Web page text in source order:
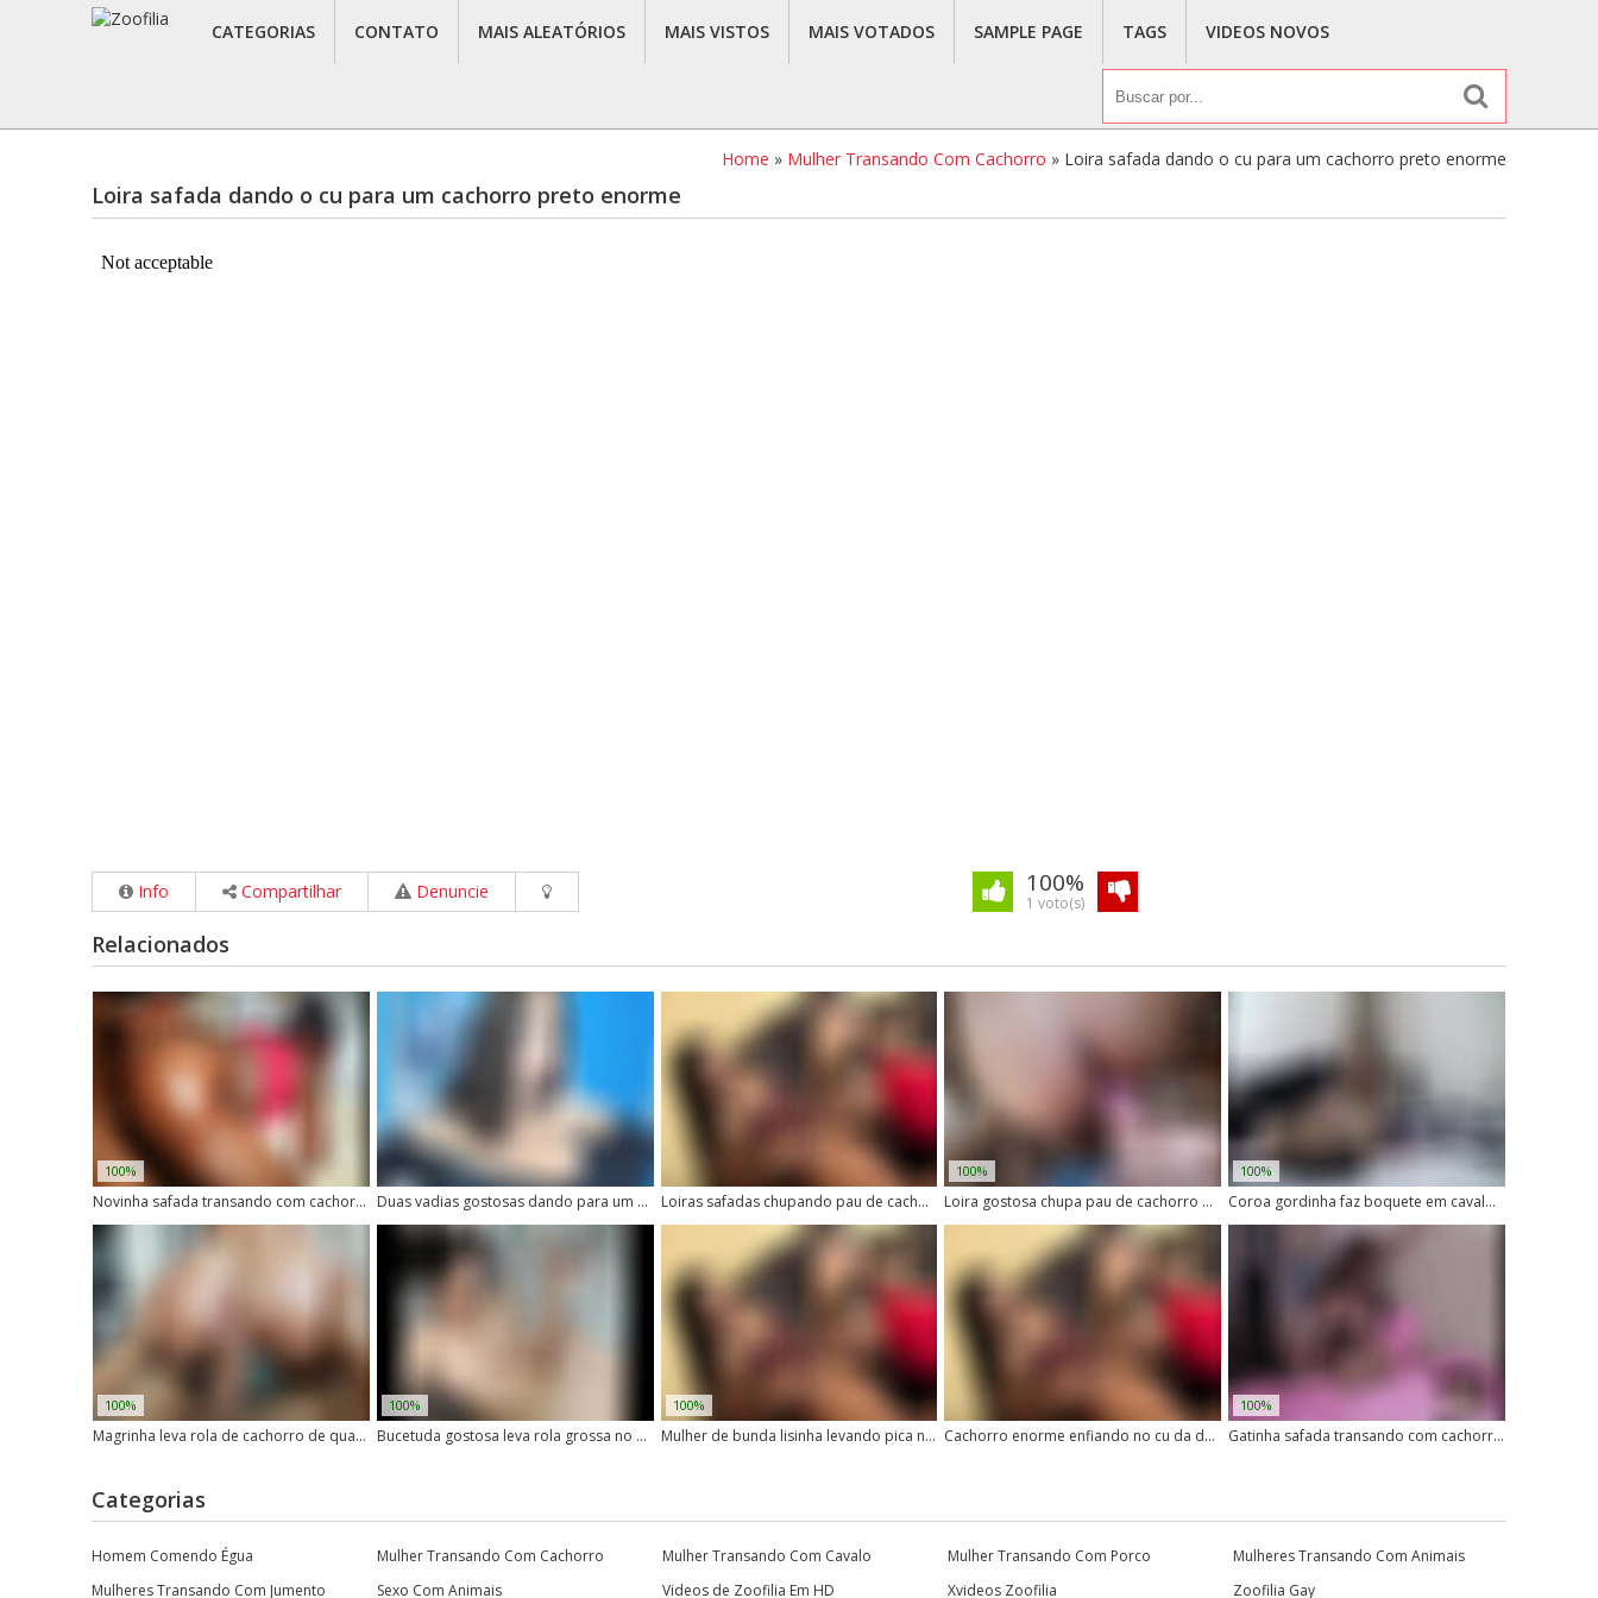
CATEGORIAS CONTATO MAIS ALEATÓRIOS MAIS VISTOS MAIS VOTADOS SAMPLE PAGE TAGS VIDEOS NOVOS
Home » Mulher Transando Com Cachorro » Loira safada dando o cu para um cachorro preto enorme
Loira safada dando o cu para um cachorro preto enorme
Info Compartilhar Denuncie 100%
1 voto(s)
Relacionados
100%
Novinha safada transando com cachorro de pau grande Duas vadias gostosas dando para um cachorro com pau grande Loiras safadas chupando pau de cachorro peladas
100%
Loira gostosa chupa pau de cachorro e depois senta com vontade
100%
Coroa gordinha faz boquete em cavalos e cachorros
100%
Magrinha leva rola de cachorro de quatro
100%
Bucetuda gostosa leva rola grossa no meio da buceta
100%
Mulher de bunda lisinha levando pica na buceta Cachorro enorme enfiando no cu da dona vagabunda
100%
Gatinha safada transando com cachorro no meio do mato
Categorias
Homem Comendo Égua Mulher Transando Com Cachorro Mulher Transando Com Cavalo Mulher Transando Com Porco
Mulheres Transando Com Animais
Mulheres Transando Com Jumento
Sexo Com Animais Videos de Zoofilia Em HD Xvideos Zoofilia Zoofilia Gay